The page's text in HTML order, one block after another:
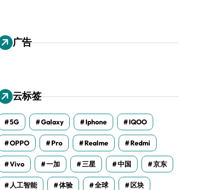
广告
云标签
5G Galaxy Iphone IQOO
OPPO Pro Realme Redmi
Vivo 一加 三星 中国 京东
人工智能 体验 全球 区块